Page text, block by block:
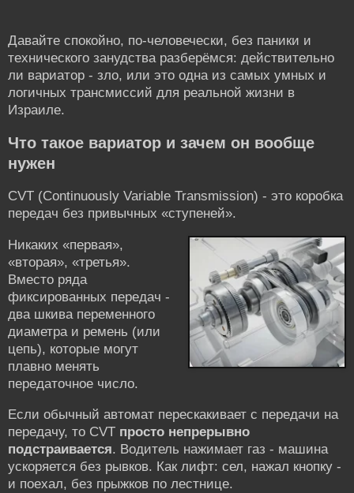
Давайте спокойно, по-человечески, без паники и
технического занудства разберёмся: действительно
ли вариатор - зло, или это одна из самых умных и
логичных трансмиссий для реальной жизни в
Израиле.
Что такое вариатор и зачем он вообще
нужен
CVT (Continuously Variable Transmission) - это коробка
передач без привычных «ступеней».
Никаких «первая»,
«вторая», «третья».
Вместо ряда
фиксированных передач -
два шкива переменного
диаметра и ремень (или
цепь), которые могут
плавно менять
передаточное число.
Если обычный автомат перескакивает с передачи на
передачу, то CVT просто непрерывно
подстраивается. Водитель нажимает газ - машина
ускоряется без рывков. Как лифт: сел, нажал кнопку -
и поехал, без прыжков по лестнице.